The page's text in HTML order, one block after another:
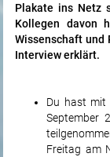
Plakate ins Netz
Kollegen davon
Wissenschaft
Interview erklärt.
Du hast mit
September
Freitag am